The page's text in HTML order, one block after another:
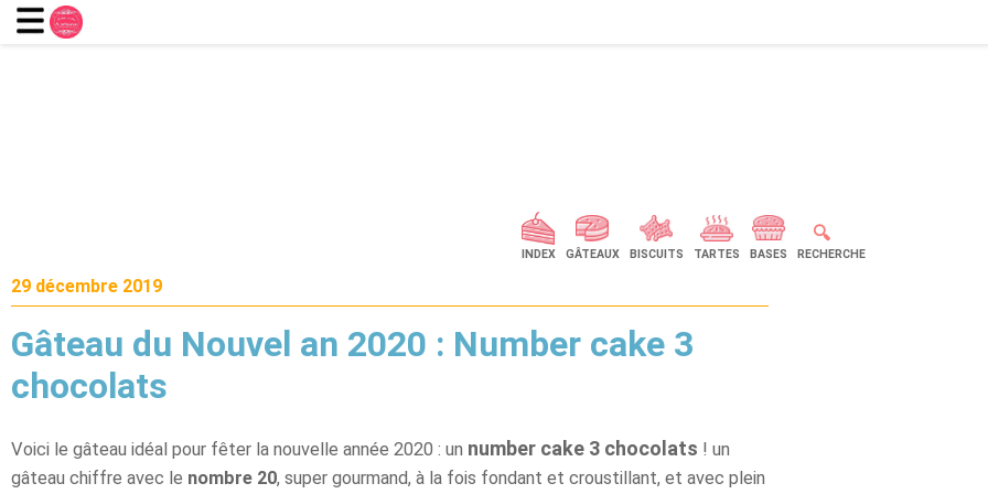
🔍
INDEX GÂTEAUX BISCUITS TARTES BASES RECHERCHE
29 décembre 2019
Gâteau du Nouvel an 2020 : Number cake 3
chocolats
Voici le gâteau idéal pour fêter la nouvelle année 2020 : un number cake 3 chocolats ! un
gâteau chiffre avec le nombre 20, super gourmand, à la fois fondant et croustillant, et avec plein